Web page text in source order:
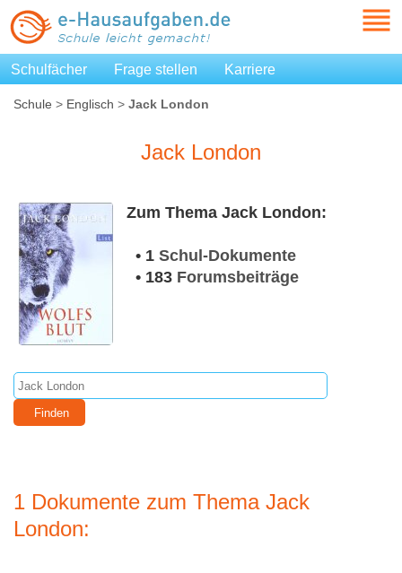
Schulfächer Frage stellen Karriere
Schule > Englisch > Jack London
Jack London
Zum Thema Jack London:
• 1 Schul-Dokumente
• 183 Forumsbeiträge
1 Dokumente zum Thema Jack
London: